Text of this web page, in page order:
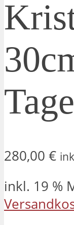
280,00 €
inkl. 19 %